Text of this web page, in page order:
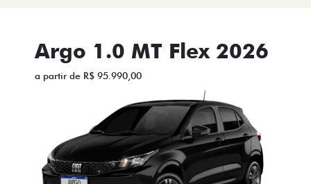
Argo 1.0 MT Flex 2026
a partir de R$ 95.990,00